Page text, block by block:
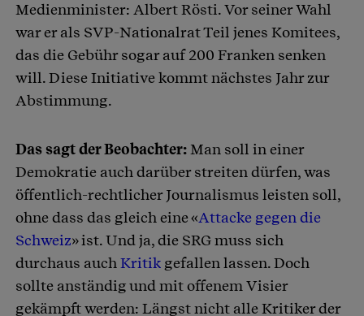
Medienminister: Albert Rösti. Vor seiner Wahl
war er als SVP-Nationalrat Teil jenes Komitees,
das die Gebühr sogar auf 200 Franken senken
will. Diese Initiative kommt nächstes Jahr zur
Abstimmung.
Das sagt der Beobachter:Man soll in einer
Demokratie auch darüber streiten dürfen, was
öffentlich-rechtlicher Journalismus leisten soll,
ohne dass das gleich eine «Attacke gegen die
Schweiz» ist. Und ja, die SRG muss sich
durchaus auchKritik gefallen lassen. Doch
sollte anständig und mit offenem Visier
gekämpft werden: Längst nicht alle Kritiker der